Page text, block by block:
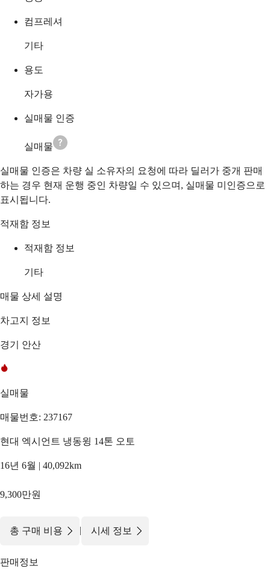
컴프레셔
기타
용도
자가용
실매물 인증
실매물
실매물 인증은 차량 실 소유자의 요청에 따라 딜러가 중개 판매
하는 경우 현재 운행 중인 차량일 수 있으며, 실매물 미인증으로
표시됩니다.
적재함 정보
적재함 정보
기타
매물 상세 설명
차고지 정보
경기 안산
실매물
매물번호: 237167
현대 엑시언트 냉동윙 14톤 오토
16년 6월 | 40,092km
9,300만원
총 구매 비용 | 시세 정보
판매정보